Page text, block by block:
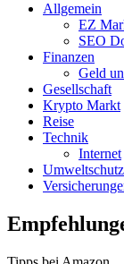
Allgemein
EZ
SEO
Finanzen
Geld
Gesellschaft
Krypto Markt
Reise
Technik
Internet
Umweltschutz